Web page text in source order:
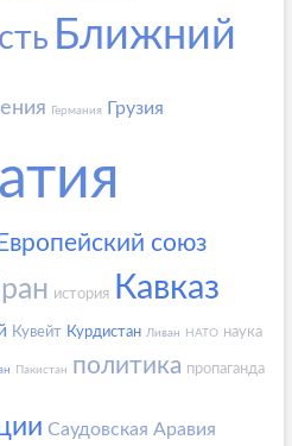
Ближний
Германия Грузия
Европейский союз
история Кавказ
Кувейт Курдистан Ливан НАТО наука
Пакистан политика пропаганда
Саудовская Аравия